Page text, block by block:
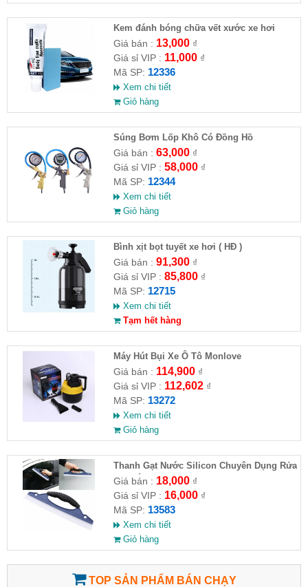
Kem đánh bóng chữa vết xước xe hơi
Giá bán : 13,000₫
Giá sỉ VIP : 11,000₫
Mã SP: 12336
Xem chi tiết
Giỏ hàng
Súng Bơm Lốp Khô Có Đồng Hồ
Giá bán : 63,000₫
Giá sỉ VIP : 58,000₫
Mã SP: 12344
Xem chi tiết
Giỏ hàng
Bình xịt bọt tuyết xe hơi ( HĐ )
Giá bán : 91,300₫
Giá sỉ VIP : 85,800₫
Mã SP: 12715
Xem chi tiết
Tạm hết hàng
Máy Hút Bụi Xe Ô Tô Monlove
Giá bán : 114,900₫
Giá sỉ VIP : 112,602₫
Mã SP: 13272
Xem chi tiết
Giỏ hàng
Thanh Gạt Nước Silicon Chuyên Dụng Rửa
Kính Ô Tô, Xe Hơi
Giá bán : 18,000₫
Giá sỉ VIP : 16,000₫
Mã SP: 13583
Xem chi tiết
Giỏ hàng
TOP SẢN PHẨM BÁN CHẠY